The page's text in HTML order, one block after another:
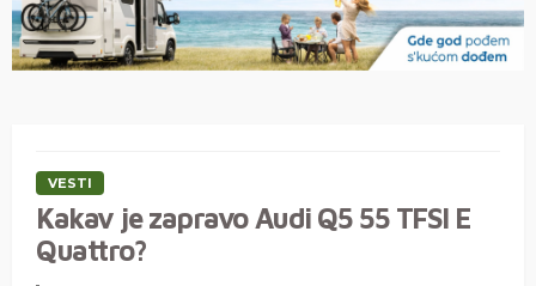
VESTI
Kakav je zapravo Audi Q5 55 TFSI E
Quattro?